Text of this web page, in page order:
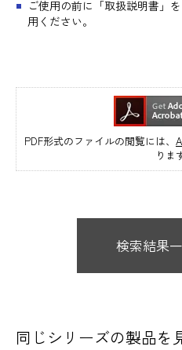
ご使用の前に「取扱説明書」
用ください。
PDF形式のファイルの閲覧には、
りま
検索結果
同じシリーズの製品を